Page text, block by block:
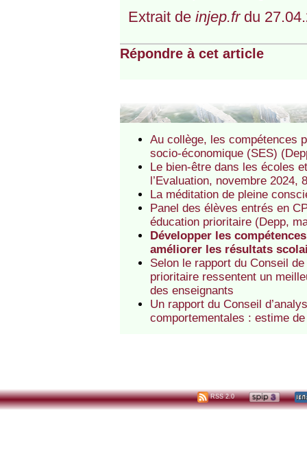
Extrait de injep.frdu
Répondre à cet article
Au collège, les compétences
socio-économique (SES)
Le bien-être dans les écoles
l’Evaluation, novembre 2024,
La méditation de pleine
Panel des élèves entrés en
éducation prioritaire (Depp,
Développer les
améliorer les résultats
Selon le rapport du Conseil
prioritaire ressentent un
des enseignants
Un rapport du Conseil
comportementales : estime
RSS 2.0